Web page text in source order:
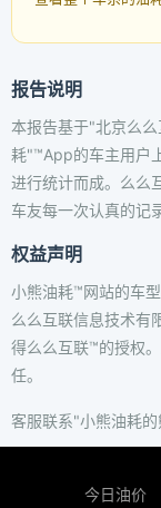
报告说明
本报告基于"北京么
耗"™App的车主用户
进行统计而成。么么
车友每一次认真的记
权益声明
小熊油耗™网站的车
么么互联信息技术有
得么么互联™的授权
任。
客服联系"小熊油耗
今日油价